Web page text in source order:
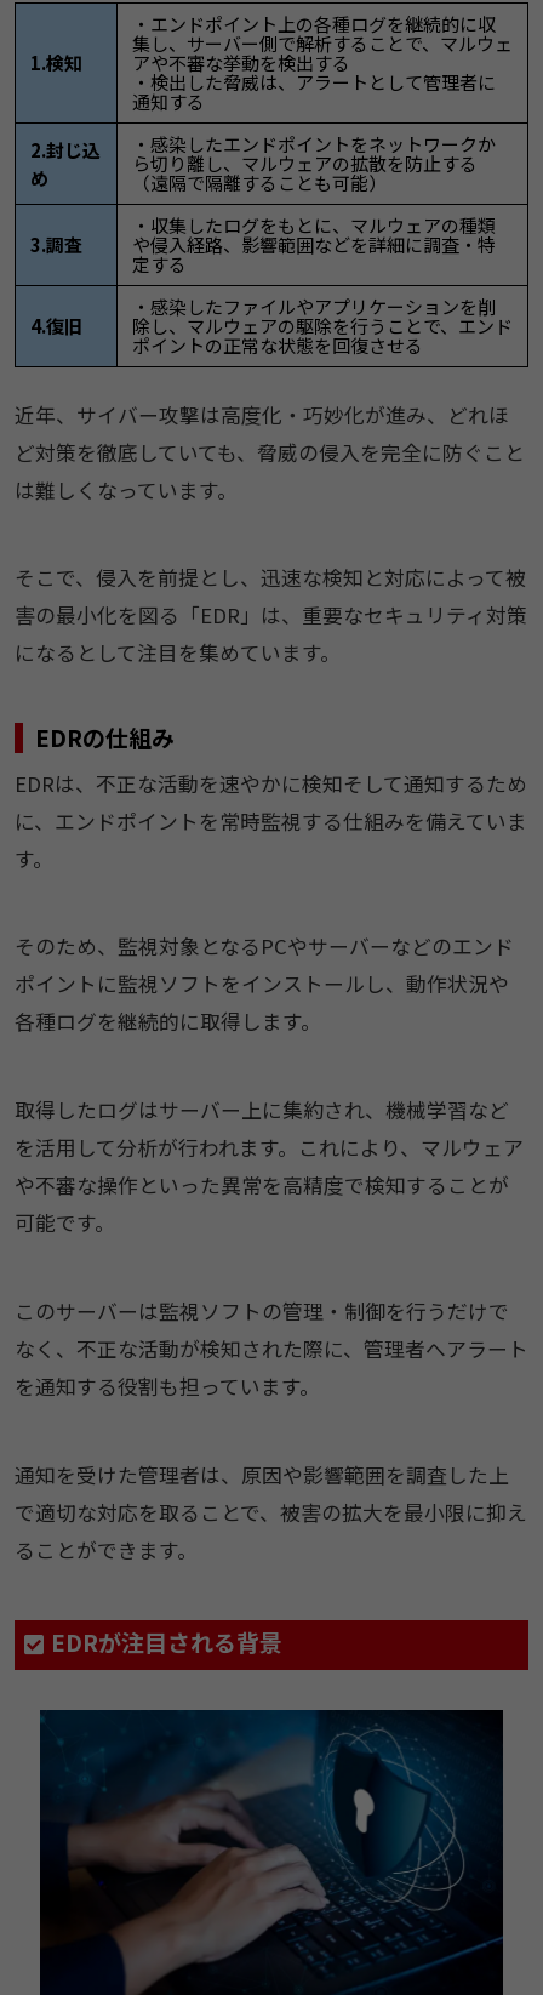
1.検知
・エンドポイント上の各種ログを継続的に収
集し、サーバー側で解析することで、マルウェ
アや不審な挙動を検出する
・検出した脅威は、アラートとして管理者に
通知する
2.封じ込
め
・感染したエンドポイントをネットワークか
ら切り離し、マルウェアの拡散を防止する
（遠隔で隔離することも可能）
3.調査
・収集したログをもとに、マルウェアの種類
や侵入経路、影響範囲などを詳細に調査・特
定する
4.復旧
・感染したファイルやアプリケーションを削
除し、マルウェアの駆除を行うことで、エンド
ポイントの正常な状態を回復させる
近年、サイバー攻撃は高度化・巧妙化が進み、どれほ
ど対策を徹底していても、脅威の侵入を完全に防ぐこと
は難しくなっています。
そこで、侵入を前提とし、迅速な検知と対応によって被
害の最小化を図る「EDR」は、重要なセキュリティ対策
になるとして注目を集めています。
EDRの仕組み
EDRは、不正な活動を速やかに検知そして通知するため
に、エンドポイントを常時監視する仕組みを備えていま
す。
そのため、監視対象となるPCやサーバーなどのエンド
ポイントに監視ソフトをインストールし、動作状況や
各種ログを継続的に取得します。
取得したログはサーバー上に集約され、機械学習など
を活用して分析が行われます。これにより、マルウェア
や不審な操作といった異常を高精度で検知することが
可能です。
このサーバーは監視ソフトの管理・制御を行うだけで
なく、不正な活動が検知された際に、管理者へアラート
を通知する役割も担っています。
通知を受けた管理者は、原因や影響範囲を調査した上
で適切な対応を取ることで、被害の拡大を最小限に抑え
ることができます。
EDRが注目される背景